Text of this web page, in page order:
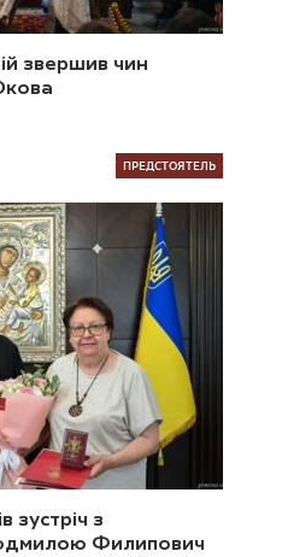
звершив чин
ПРЕДСТОЯТЕЛЬ
зустріч з
Филипович